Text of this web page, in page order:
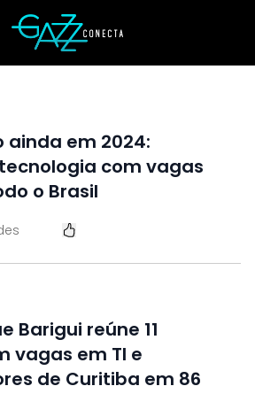
Your Company
ainda em 2024:
com vagas
o Brasil
Barigui reúne 11
vagas em TI e
de Curitiba em 86